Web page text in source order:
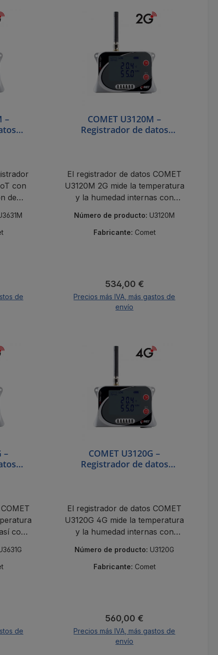
–
con
de
y
de
COMET U3120M –
Registrador de datos
interna
El registrador de datos COMET
U3120M 2G mide la temperatura
y la humedad internas con
en la nube y certificado de
calibración.
Número de producto: U3120M
Fabricante: Comet
Precio normal:
534,00 €
Precios más IVA, más gastos de
envío
–
como
y
de
COMET U3120G –
Registrador de datos
internas
El registrador de datos COMET
U3120G 4G mide la temperatura
y la humedad internas con
en la nube y certificado de
calibración.
Número de producto: U3120G
Fabricante: Comet
Precio normal:
560,00 €
Precios más IVA, más gastos de
envío